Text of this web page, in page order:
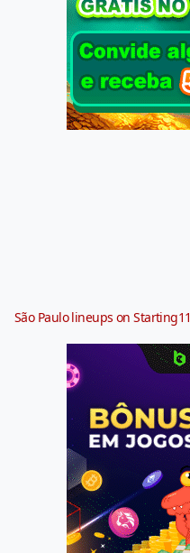
São Paulo lineups on Starting11